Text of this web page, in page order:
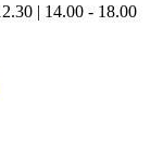
| 14.00 - 18.00